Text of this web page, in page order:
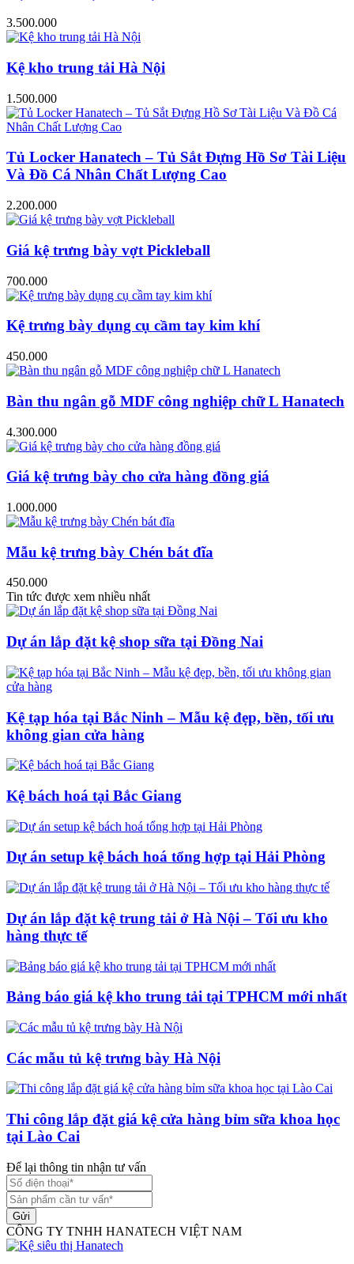
3.500.000
Kệ kho trung tải Hà Nội
1.500.000
Tủ Locker Hanatech – Tủ Sắt Đựng Hồ Sơ Tài Liệu
Và Đồ Cá Nhân Chất Lượng Cao
2.200.000
Giá kệ trưng bày vợt Pickleball
700.000
Kệ trưng bày dụng cụ cầm tay kim khí
450.000
Bàn thu ngân gỗ MDF công nghiệp chữ L Hanatech
4.300.000
Giá kệ trưng bày cho cửa hàng đồng giá
1.000.000
Mẫu kệ trưng bày Chén bát đĩa
450.000
Tin tức được xem nhiều nhất
Dự án lắp đặt kệ shop sữa tại Đồng Nai
Kệ tạp hóa tại Bắc Ninh – Mẫu kệ đẹp, bền, tối ưu
không gian cửa hàng
Kệ bách hoá tại Bắc Giang
Dự án setup kệ bách hoá tổng hợp tại Hải Phòng
Dự án lắp đặt kệ trung tải ở Hà Nội – Tối ưu kho
hàng thực tế
Bảng báo giá kệ kho trung tải tại TPHCM mới nhất
Các mẫu tủ kệ trưng bày Hà Nội
Thi công lắp đặt giá kệ cửa hàng bỉm sữa khoa học
tại Lào Cai
Để lại thông tin nhận tư vấn
Gửi
CÔNG TY TNHH HANATECH VIỆT NAM